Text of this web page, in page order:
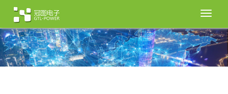
切
导
航